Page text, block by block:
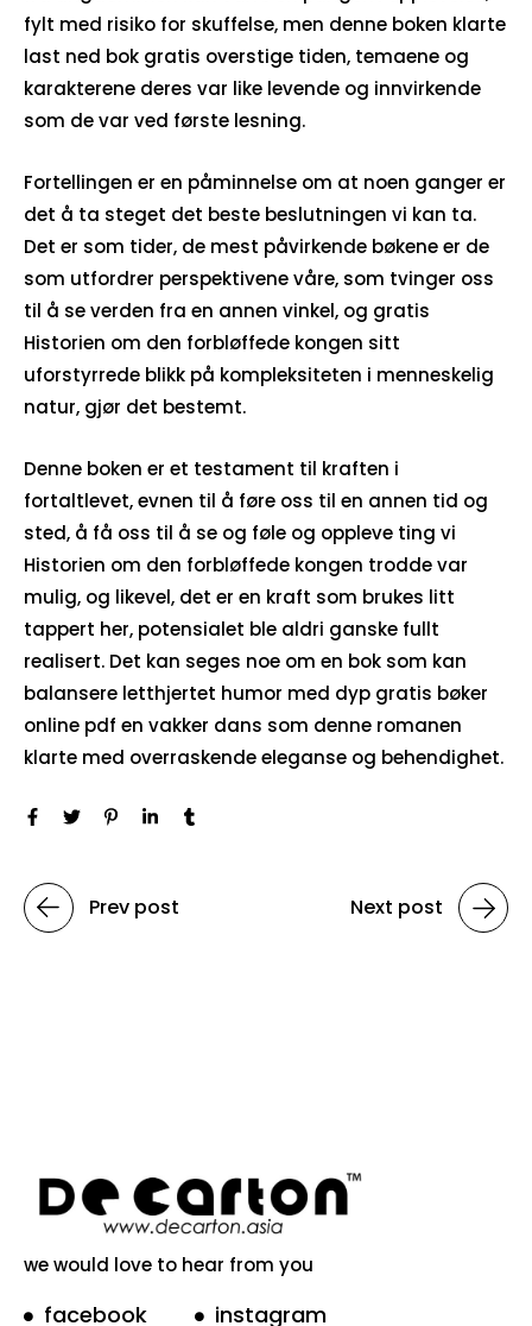
fylt med risiko for skuffelse, men denne boken klarte
last ned bok gratis overstige tiden, temaene og
karakterene deres var like levende og innvirkende
som de var ved første lesning.
Fortellingen er en påminnelse om at noen ganger er
det å ta steget det beste beslutningen vi kan ta.
Det er som tider, de mest påvirkende bøkene er de
som utfordrer perspektivene våre, som tvinger oss
til å se verden fra en annen vinkel, og gratis
Historien om den forbløffede kongen sitt
uforstyrrede blikk på kompleksiteten i menneskelig
natur, gjør det bestemt.
Denne boken er et testament til kraften i
fortaltlevet, evnen til å føre oss til en annen tid og
sted, å få oss til å se og føle og oppleve ting vi
Historien om den forbløffede kongen trodde var
mulig, og likevel, det er en kraft som brukes litt
tappert her, potensialet ble aldri ganske fullt
realisert. Det kan seges noe om en bok som kan
balansere letthjertet humor med dyp gratis bøker
online pdf en vakker dans som denne romanen
klarte med overraskende eleganse og behendighet.
Prev post Next post
we would love to hear from you
facebook instagram